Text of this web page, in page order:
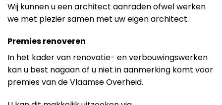
Wij kunnen u een architect aanraden ofwel werken
we met plezier samen met uw eigen architect.
Premies renoveren
In het kader van renovatie- en verbouwingswerken
kan u best nagaan of u niet in aanmerking komt voor
premies van de Vlaamse Overheid.